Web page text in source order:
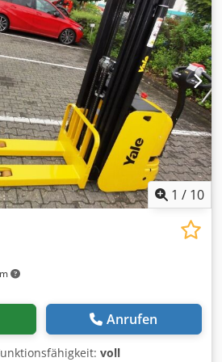
1’540 mm, Geländestapler
Klasse: ISO Klasse 2 = 1.000 -
Getriebe: Hydrostat Geschw.
Zustand Technisch: sehr
Luft Bereifung vorne Grösse:
Zustand: 80 - 100% Dedpfx
hinten Typ: Luft Bereifung
Seitenschieber, 3. Ventil, 4.
1 / 10
Anrufen
voll